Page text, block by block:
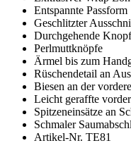
Entspannte Passform
Geschlitzter
Durchgehende
Perlmuttknöpfe
Ärmel bis zum
Rüschendetail an
Biesen an der
Leicht geraffte
Spitzeneinsätze an
Schmaler
Artikel-Nr. TE81